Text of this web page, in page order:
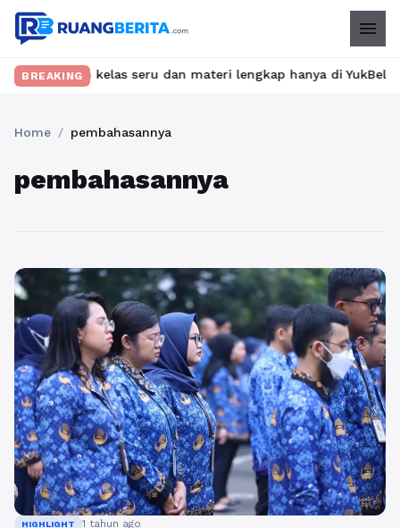
menu
BREAKINGkelas seru dan materi lengkap hanya di
Home / pembahasannya
pembahasannya
HIGHLIGHT 1 tahun ago